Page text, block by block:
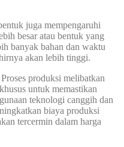
juga mempengaruhi
besar atau bentuk yang
banyak bahan dan waktu
akan lebih tinggi.
Proses produksi melibatkan
untuk memastikan
teknologi canggih dan
biaya produksi
tercermin dalam harga